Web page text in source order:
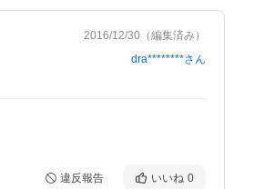
2016/12/30 （編集済み）
dra********さん
違反報告 いいね 0